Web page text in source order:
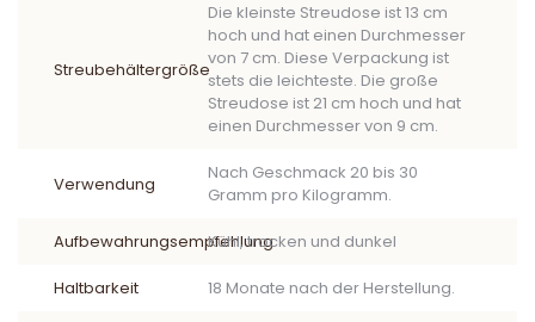
Streubehältergröße
Die kleinste Streudose ist 13 cm
hoch und hat einen Durchmesser
von 7 cm. Diese Verpackung ist
stets die leichteste. Die große
Streudose ist 21 cm hoch und hat
einen Durchmesser von 9 cm.
Verwendung
Nach Geschmack 20 bis 30
Gramm pro Kilogramm.
AufbewahrungsempfehlungKühl, trocken und dunkel
Haltbarkeit 18 Monate nach der Herstellung.